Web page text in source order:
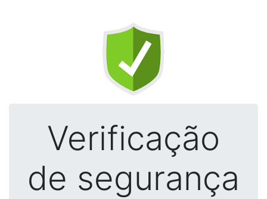
Verificação
de segurança